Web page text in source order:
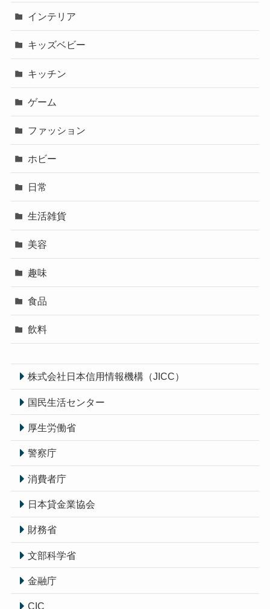
インテリア
キッズベビー
キッチン
ゲーム
ファッション
ホビー
日常
生活雑貨
美容
趣味
食品
飲料
株式会社日本信用情報機構（JICC）
国民生活センター
厚生労働省
警察庁
消費者庁
日本貸金業協会
財務省
文部科学省
金融庁
CIC